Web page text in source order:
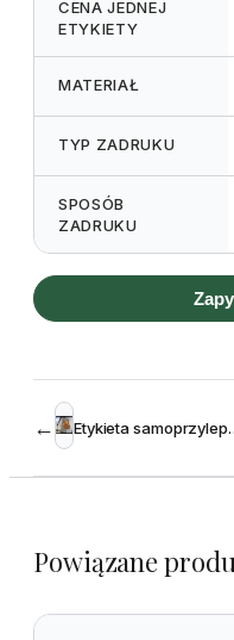
CENA JEDNEJ
ETYKIETY
MATERIAŁ
TYP ZADRUKU
SPOSÓB
ZADRUKU
← Etykieta
Powiązane